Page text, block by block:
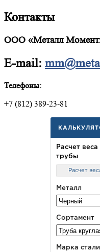
Контакты
ООО «Металл
E-mail:
Телефоны:
+7 (812) 389-23-81